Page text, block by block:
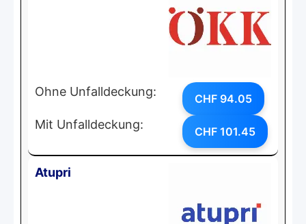
Ohne Unfalldeckung: CHF 94.05
Mit Unfalldeckung: CHF 101.45
Atupri